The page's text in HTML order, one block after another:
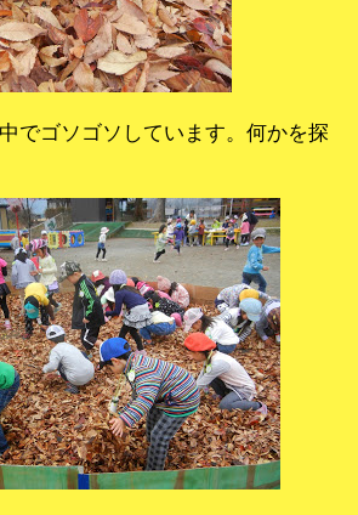
でゴソゴソしています。何かを探